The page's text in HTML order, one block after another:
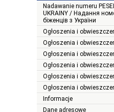
Nadawanie numeru
UKRAINY / Надання
біженців з України
Ogłoszenia i
Ogłoszenia i
Ogłoszenia i
Ogłoszenia i
Ogłoszenia i
Ogłoszenia i
Informacje
Dane adresowe